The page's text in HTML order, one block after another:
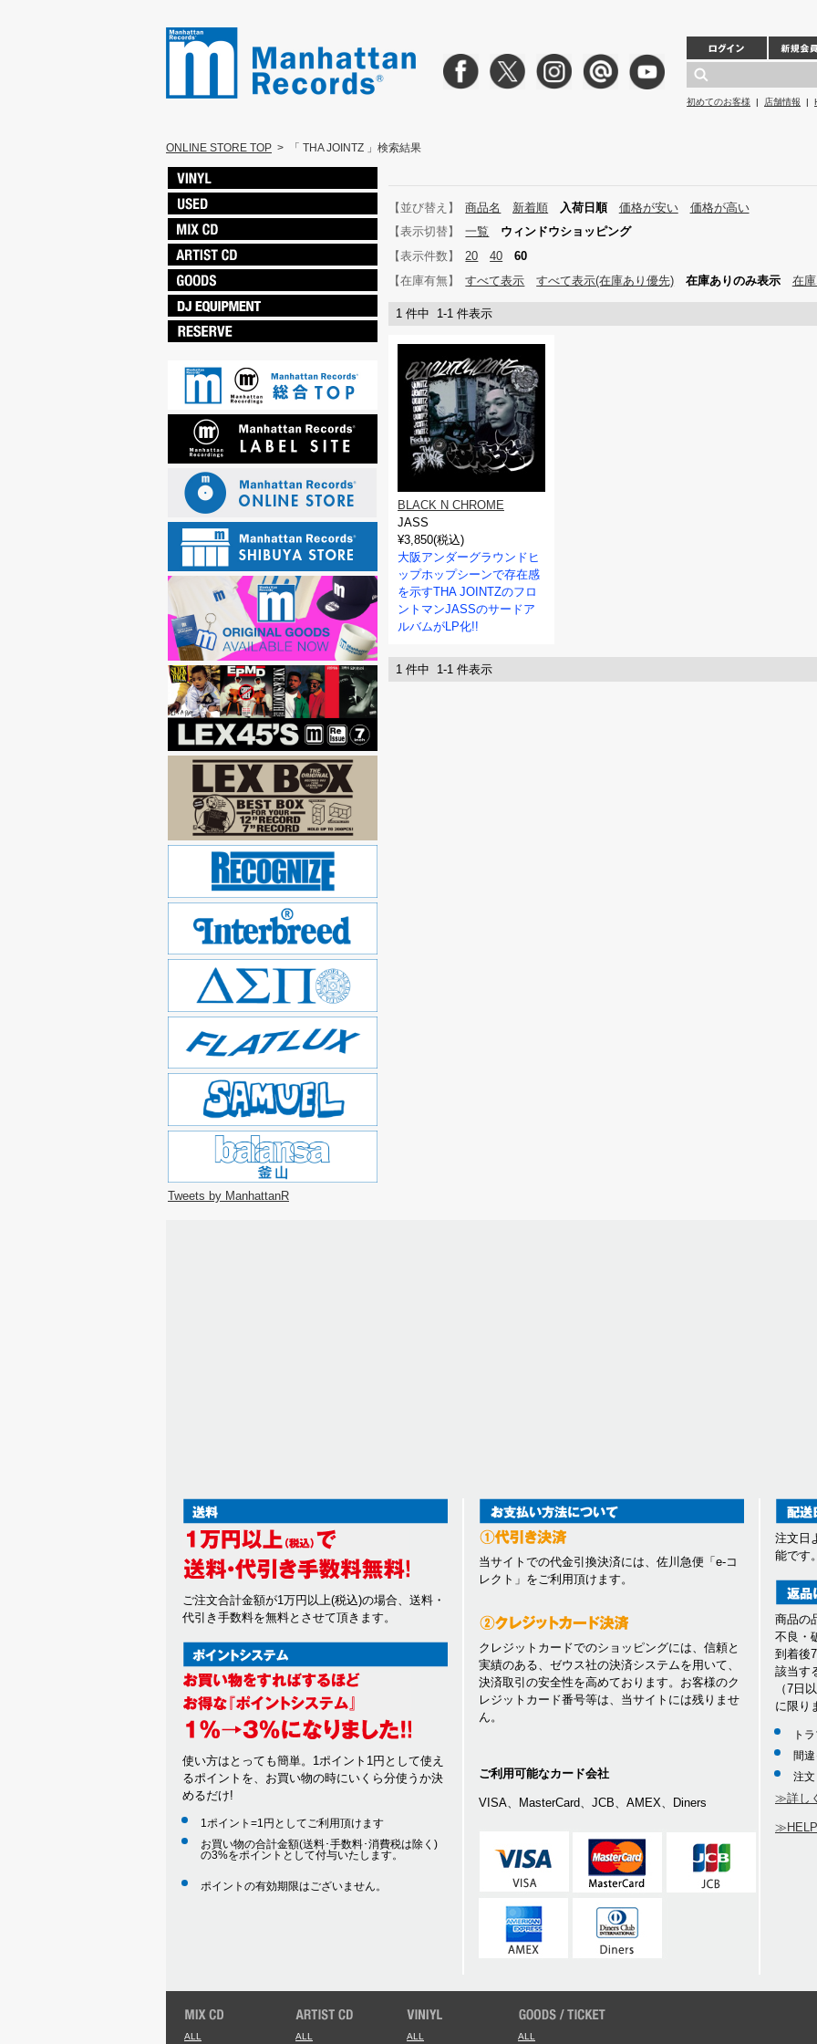
初めてのお客様 | 店舗情報 |
ONLINE STORE TOP > 「 THA JOINTZ 」検索結果
Tweets by ManhattanR
【並び替え】 商品名 新着順 入荷日順 価格が安い
価格が高い
【表示切替】
一覧
ウィンドウショッピング
【表示件数】
20 40
60
【在庫有無】
すべて表示 すべて表示(在庫あり優先) 在庫ありのみ表示 在
1 件中 1-1 件表示
BLACK N CHROME
JASS
¥3,850(税込)
大阪アンダーグラウンドヒ
ップホップシーンで存在感
を示すTHA JOINTZのフロ
ントマンJASSのサードア
ルバムがLP化!!
1 件中 1-1 件表示
ご注文合計金額が1万円以上(税込)の場合、送料・
代引き手数料を無料とさせて頂きます。
使い方はとっても簡単。1ポイント1円として使え
るポイントを、お買い物の時にいくら分使うか決
めるだけ!
1ポイント=1円としてご利用頂けます
お買い物の合計金額(送料･手数料･消費税は除く)
の3%をポイントとして付与いたします。
ポイントの有効期限はございません。
当サイトでの代金引換決済には、佐川急便「e-コ
レクト」をご利用頂けます。
クレジットカードでのショッピングには、信頼と
実績のある、ゼウス社の決済システムを用いて、
決済取引の安全性を高めております。お客様のク
レジットカード番号等は、当サイトには残りませ
ん。
ご利用可能なカード会社
VISA、MasterCard、JCB、AMEX、Diners
注文日
能です
商品の
不良・
到着後
該当す
（7日
に限り
ト
間
注文
≫詳し
ALL ALL ALL ALL